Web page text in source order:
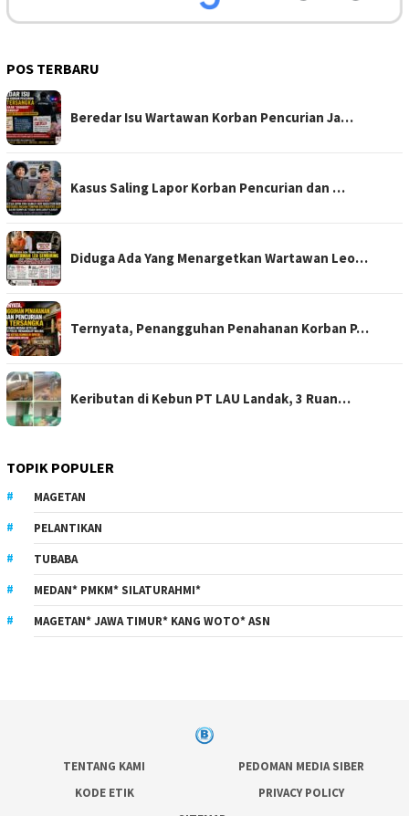
POS TERBARU
Beredar Isu Wartawan Korban Pencurian Ja…
Kasus Saling Lapor Korban Pencurian dan …
Diduga Ada Yang Menargetkan Wartawan Leo…
Ternyata, Penangguhan Penahanan Korban P…
Keributan di Kebun PT LAU Landak, 3 Ruan…
TOPIK POPULER
MAGETAN
PELANTIKAN
TUBABA
MEDAN* PMKM* SILATURAHMI*
MAGETAN* JAWA TIMUR* KANG WOTO* ASN
TENTANG KAMI
PEDOMAN MEDIA SIBER
KODE ETIK
PRIVACY POLICY